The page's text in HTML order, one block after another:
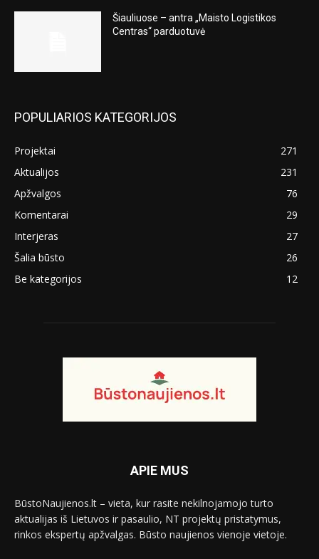
Šiauliuose – antra „Maisto Logistikos
Centras“ parduotuvė
POPULIARIOS KATEGORIJOS
Projektai
271
Aktualijos
231
Apžvalgos
76
Komentarai
29
Interjeras
27
Šalia būsto
26
Be kategorijos
12
APIE MUS
BūstoNaujienos.lt – vieta, kur rasite nekilnojamojo turto
aktualijas iš Lietuvos ir pasaulio, NT projektų pristatymus,
rinkos ekspertų apžvalgas. Būsto naujienos vienoje vietoje.